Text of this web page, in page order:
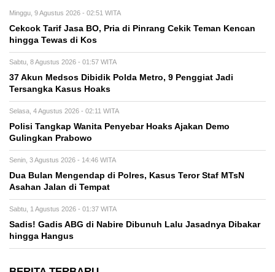
Minggu, 9 Agustus 2026 - 02:51 WITA
Cekcok Tarif Jasa BO, Pria di Pinrang Cekik Teman Kencan
hingga Tewas di Kos
Sabtu, 8 Agustus 2026 - 01:57 WITA
37 Akun Medsos Dibidik Polda Metro, 9 Penggiat Jadi
Tersangka Kasus Hoaks
Selasa, 4 Agustus 2026 - 02:11 WITA
Polisi Tangkap Wanita Penyebar Hoaks Ajakan Demo
Gulingkan Prabowo
Senin, 3 Agustus 2026 - 14:46 WITA
Dua Bulan Mengendap di Polres, Kasus Teror Staf MTsN
Asahan Jalan di Tempat
Sabtu, 1 Agustus 2026 - 01:37 WITA
Sadis! Gadis ABG di Nabire Dibunuh Lalu Jasadnya Dibakar
hingga Hangus